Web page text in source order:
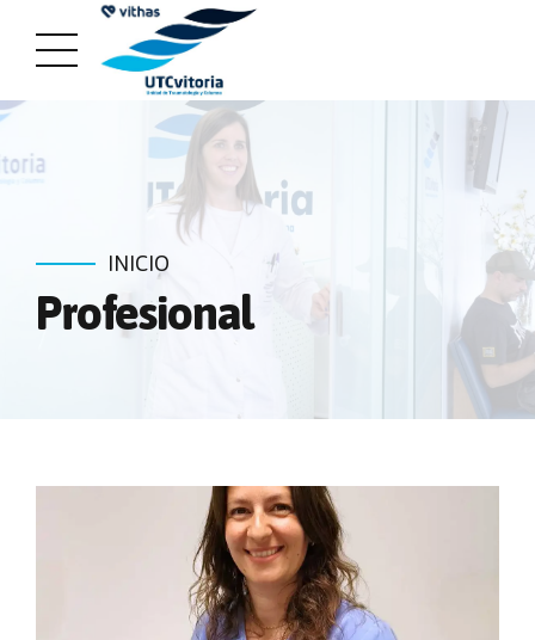
INICIO
Profesional